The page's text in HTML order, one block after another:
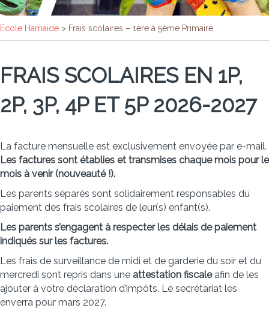
Ecole Hamaïde > Frais scolaires – 1ère à 5ème Primaire
FRAIS SCOLAIRES EN 1P,
2P, 3P, 4P ET 5P 2026-2027
La facture mensuelle est exclusivement envoyée par e-mail.
Les factures sont établies et transmises chaque mois pour le
mois à venir (nouveauté !).
Les parents séparés sont solidairement responsables du
paiement des frais scolaires de leur(s) enfant(s).
Les parents s’engagent à respecter les délais de paiement
indiqués sur les factures.
Les frais de surveillance de midi et de garderie du soir et du
mercredi sont repris dans une attestation fiscaleafin de les
ajouter à votre déclaration d’impôts. Le secrétariat les
enverra pour mars 2027.